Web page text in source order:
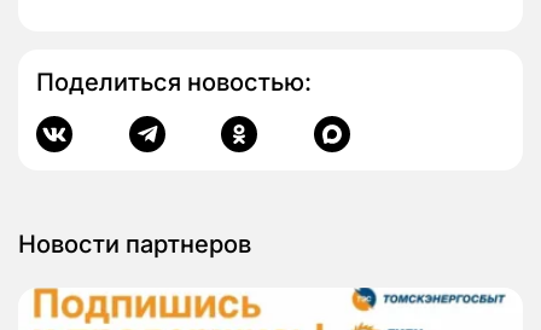
Поделиться новостью:
Новости партнеров